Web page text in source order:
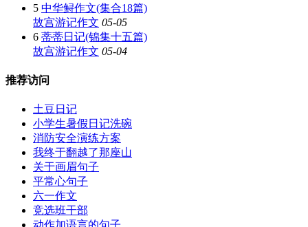
5 中华鲟作文(集合18篇)
故宫游记作文 05-05
6 蒂蒂日记(锦集十五篇)
故宫游记作文 05-04
推荐访问
土豆日记
小学生暑假日记洗碗
消防安全演练方案
我终于翻越了那座山
关于画眉句子
平常心句子
六一作文
竞选班干部